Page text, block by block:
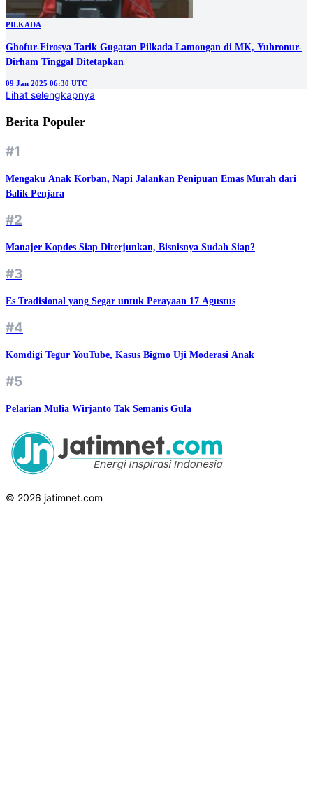
PILKADA
Ghofur-Firosya Tarik Gugatan Pilkada Lamongan di MK, Yuhronur-
Dirham Tinggal Ditetapkan
09 Jan 2025 06:30 UTC
Lihat selengkapnya
Berita Populer
#1
Mengaku Anak Korban, Napi Jalankan Penipuan Emas Murah dari
Balik Penjara
#2
Manajer Kopdes Siap Diterjunkan, Bisnisnya Sudah Siap?
#3
Es Tradisional yang Segar untuk Perayaan 17 Agustus
#4
Komdigi Tegur YouTube, Kasus Bigmo Uji Moderasi Anak
#5
Pelarian Mulia Wirjanto Tak Semanis Gula
© 2026 jatimnet.com